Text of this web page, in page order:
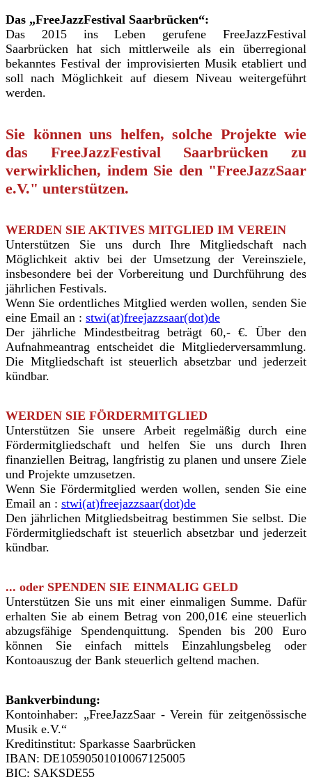
Das „FreeJazzFestival Saarbrücken“:
Das 2015 ins Leben gerufene FreeJazzFestival
Saarbrücken hat sich mittlerweile als ein überregional
bekanntes Festival der improvisierten Musik etabliert und
soll nach Möglichkeit auf diesem Niveau weitergeführt
werden.
Sie können uns helfen, solche Projekte wie
das FreeJazzFestival Saarbrücken zu
verwirklichen, indem Sie den "FreeJazzSaar
e.V." unterstützen.
WERDEN SIE AKTIVES MITGLIED IM VEREIN
Unterstützen Sie uns durch Ihre Mitgliedschaft nach
Möglichkeit aktiv bei der Umsetzung der Vereinsziele,
insbesondere bei der Vorbereitung und Durchführung des
jährlichen Festivals.
Wenn Sie ordentliches Mitglied werden wollen, senden Sie
eine Email an : stwi(at)freejazzsaar(dot)de
Der jährliche Mindestbeitrag beträgt 60,- €. Über den
Aufnahmeantrag entscheidet die Mitgliederversammlung.
Die Mitgliedschaft ist steuerlich absetzbar und jederzeit
kündbar.
WERDEN SIE FÖRDERMITGLIED
Unterstützen Sie unsere Arbeit regelmäßig durch eine
Fördermitgliedschaft und helfen Sie uns durch Ihren
finanziellen Beitrag, langfristig zu planen und unsere Ziele
und Projekte umzusetzen.
Wenn Sie Fördermitglied werden wollen, senden Sie eine
Email an : stwi(at)freejazzsaar(dot)de
Den jährlichen Mitgliedsbeitrag bestimmen Sie selbst. Die
Fördermitgliedschaft ist steuerlich absetzbar und jederzeit
kündbar.
... oder SPENDEN SIE EINMALIG GELD
Unterstützen Sie uns mit einer einmaligen Summe. Dafür
erhalten Sie ab einem Betrag von 200,01€ eine steuerlich
abzugsfähige Spendenquittung. Spenden bis 200 Euro
können Sie einfach mittels Einzahlungsbeleg oder
Kontoauszug der Bank steuerlich geltend machen.
Bankverbindung:
Kontoinhaber: „FreeJazzSaar - Verein für zeitgenössische
Musik e.V.“
Kreditinstitut: Sparkasse Saarbrücken
IBAN: DE10590501010067125005
BIC: SAKSDE55